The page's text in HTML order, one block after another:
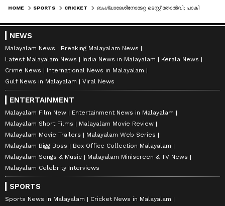
HOME SPORTS CRICKET
NEWS
Malayalam News
Breaking Malayalam News
Latest Malayalam News
India News in Malayalam
Kerala News
Crime News
International News in Malayalam
Gulf News in Malayalam
Viral News
ENTERTAINMENT
Malayalam Film New
Entertainment News in Malayalam
Malayalam Short Films
Malayalam Movie Review
Malayalam Movie Trailers
Malayalam Web Series
Malayalam Bigg Boss
Box Office Collection Malayalam
Malayalam Songs & Music
Malayalam Miniscreen & TV News
Malayalam Celebrity Interviews
SPORTS
Sports News in Malayalam
Cricket News in Malayalam